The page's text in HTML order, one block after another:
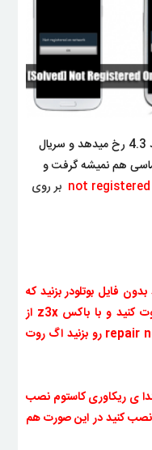
این مشکل معمولا بعد از آپدیت به اندروید 4.3 رخ میدهد و سریال
هم نمیشه گرفت و
not بر روی
فایل بوتلودر بزنید که
بعدش گوشی رو روت کنید و با باکس z3x از
قسمت رپیر تیک ریست efs و repair network رو بزنید اگ روت
ی ریکاوری کاستوم نصب
نصب کنید در این صورت هم